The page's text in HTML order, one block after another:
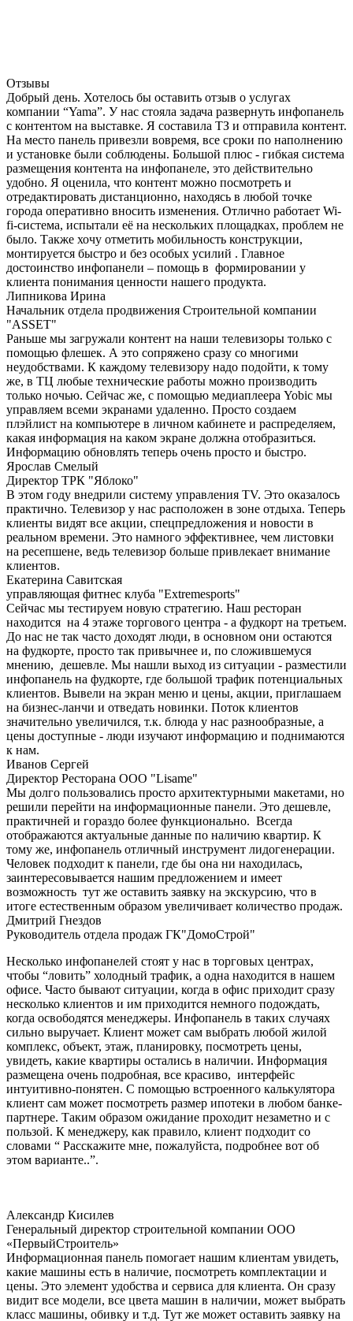
Отзывы
Добрый день. Хотелось бы оставить отзыв о услугах
компании “Yama”. У нас стояла задача развернуть инфопанель
с контентом на выставке. Я составила ТЗ и отправила контент.
На место панель привезли вовремя, все сроки по наполнению
и установке были соблюдены. Большой плюс - гибкая система
размещения контента на инфопанеле, это действительно
удобно. Я оценила, что контент можно посмотреть и
отредактировать дистанционно, находясь в любой точке
города оперативно вносить изменения. Отлично работает Wi-
fi-система, испытали её на нескольких площадках, проблем не
было. Также хочу отметить мобильность конструкции,
монтируется быстро и без особых усилий . Главное
достоинство инфопанели – помощь в формировании у
клиента понимания ценности нашего продукта.
Липникова Ирина
Начальник отдела продвижения Строительной компании
"ASSET"
Раньше мы загружали контент на наши телевизоры только с
помощью флешек. А это сопряжено сразу со многими
неудобствами. К каждому телевизору надо подойти, к тому
же, в ТЦ любые технические работы можно производить
только ночью. Сейчас же, с помощью медиаплеера Yobic мы
управляем всеми экранами удаленно. Просто создаем
плэйлист на компьютере в личном кабинете и распределяем,
какая информация на каком экране должна отобразиться.
Информацию обновлять теперь очень просто и быстро.
Ярослав Смелый
Директор ТРК "Яблоко"
В этом году внедрили систему управления TV. Это оказалось
практично. Телевизор у нас расположен в зоне отдыха. Теперь
клиенты видят все акции, спецпредложения и новости в
реальном времени. Это намного эффективнее, чем листовки
на ресепшене, ведь телевизор больше привлекает внимание
клиентов.
Екатерина Савитская
управляющая фитнес клуба "Extremesports"
Сейчас мы тестируем новую стратегию. Наш ресторан
находится на 4 этаже торгового центра - а фудкорт на третьем.
До нас не так часто доходят люди, в основном они остаются
на фудкорте, просто так привычнее и, по сложившемуся
мнению, дешевле. Мы нашли выход из ситуации - разместили
инфопанель на фудкорте, где большой трафик потенциальных
клиентов. Вывели на экран меню и цены, акции, приглашаем
на бизнес-ланчи и отведать новинки. Поток клиентов
значительно увеличился, т.к. блюда у нас разнообразные, а
цены доступные - люди изучают информацию и поднимаются
к нам.
Иванов Сергей
Директор Ресторана ООО "Lisame"
Мы долго пользовались просто архитектурными макетами, но
решили перейти на информационные панели. Это дешевле,
практичней и гораздо более функционально. Всегда
отображаются актуальные данные по наличию квартир. К
тому же, инфопанель отличный инструмент лидогенерации.
Человек подходит к панели, где бы она ни находилась,
заинтересовывается нашим предложением и имеет
возможность тут же оставить заявку на экскурсию, что в
итоге естественным образом увеличивает количество продаж.
Дмитрий Гнездов
Руководитель отдела продаж ГК"ДомоСтрой"
Несколько инфопанелей стоят у нас в торговых центрах,
чтобы “ловить” холодный трафик, а одна находится в нашем
офисе. Часто бывают ситуации, когда в офис приходит сразу
несколько клиентов и им приходится немного подождать,
когда освободятся менеджеры. Инфопанель в таких случаях
сильно выручает. Клиент может сам выбрать любой жилой
комплекс, объект, этаж, планировку, посмотреть цены,
увидеть, какие квартиры остались в наличии. Информация
размещена очень подробная, все красиво, интерфейс
интуитивно-понятен. С помощью встроенного калькулятора
клиент сам может посмотреть размер ипотеки в любом банке-
партнере. Таким образом ожидание проходит незаметно и с
пользой. К менеджеру, как правило, клиент подходит со
словами “ Расскажите мне, пожалуйста, подробнее вот об
этом варианте..”.
Александр Кисилев
Генеральный директор строительной компании ООО
«ПервыйСтроитель»
Информационная панель помогает нашим клиентам увидеть,
какие машины есть в наличие, посмотреть комплектации и
цены. Это элемент удобства и сервиса для клиента. Он сразу
видит все модели, все цвета машин в наличии, может выбрать
класс машины, обивку и т.д. Тут же может оставить заявку на